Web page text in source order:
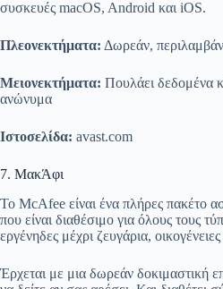
συσκευές macOS, Android και iOS.
Πλεονεκτήματα: Δωρεάν,
Μειονεκτήματα: Πουλάει δεδομένα
ανώνυμα
Ιστοσελίδα: avast.com
7. ΜακΆφι
Το McAfee είναι ένα πλήρες πακέτο
που είναι διαθέσιμο για όλους τους
εργένηδες μέχρι ζευγάρια,
Έρχεται με μια δωρεάν δοκιμαστική